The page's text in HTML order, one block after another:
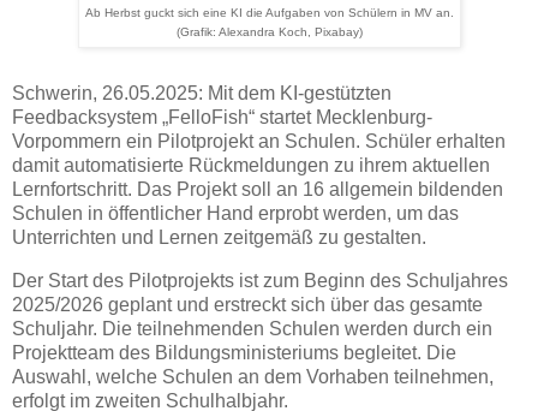
Ab Herbst guckt sich eine KI die Aufgaben von Schülern in MV an.
(Grafik: Alexandra Koch, Pixabay)
Schwerin, 26.05.2025: Mit dem KI-gestützten
Feedbacksystem „FelloFish“ startet Mecklenburg-
Vorpommern ein Pilotprojekt an Schulen. Schüler erhalten
damit automatisierte Rückmeldungen zu ihrem aktuellen
Lernfortschritt. Das Projekt soll an 16 allgemein bildenden
Schulen in öffentlicher Hand erprobt werden, um das
Unterrichten und Lernen zeitgemäß zu gestalten.
Der Start des Pilotprojekts ist zum Beginn des Schuljahres
2025/2026 geplant und erstreckt sich über das gesamte
Schuljahr. Die teilnehmenden Schulen werden durch ein
Projektteam des Bildungsministeriums begleitet. Die
Auswahl, welche Schulen an dem Vorhaben teilnehmen,
erfolgt im zweiten Schulhalbjahr.